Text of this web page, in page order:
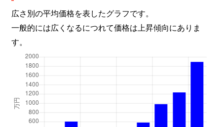
広さ別の平均価格を表したグラフです。
一般的には広くなるにつれて価格は上昇傾向にありま
す。